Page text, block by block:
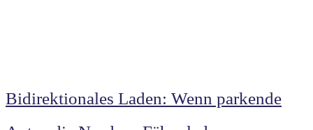
Bidirektionales Laden: Wenn parkende